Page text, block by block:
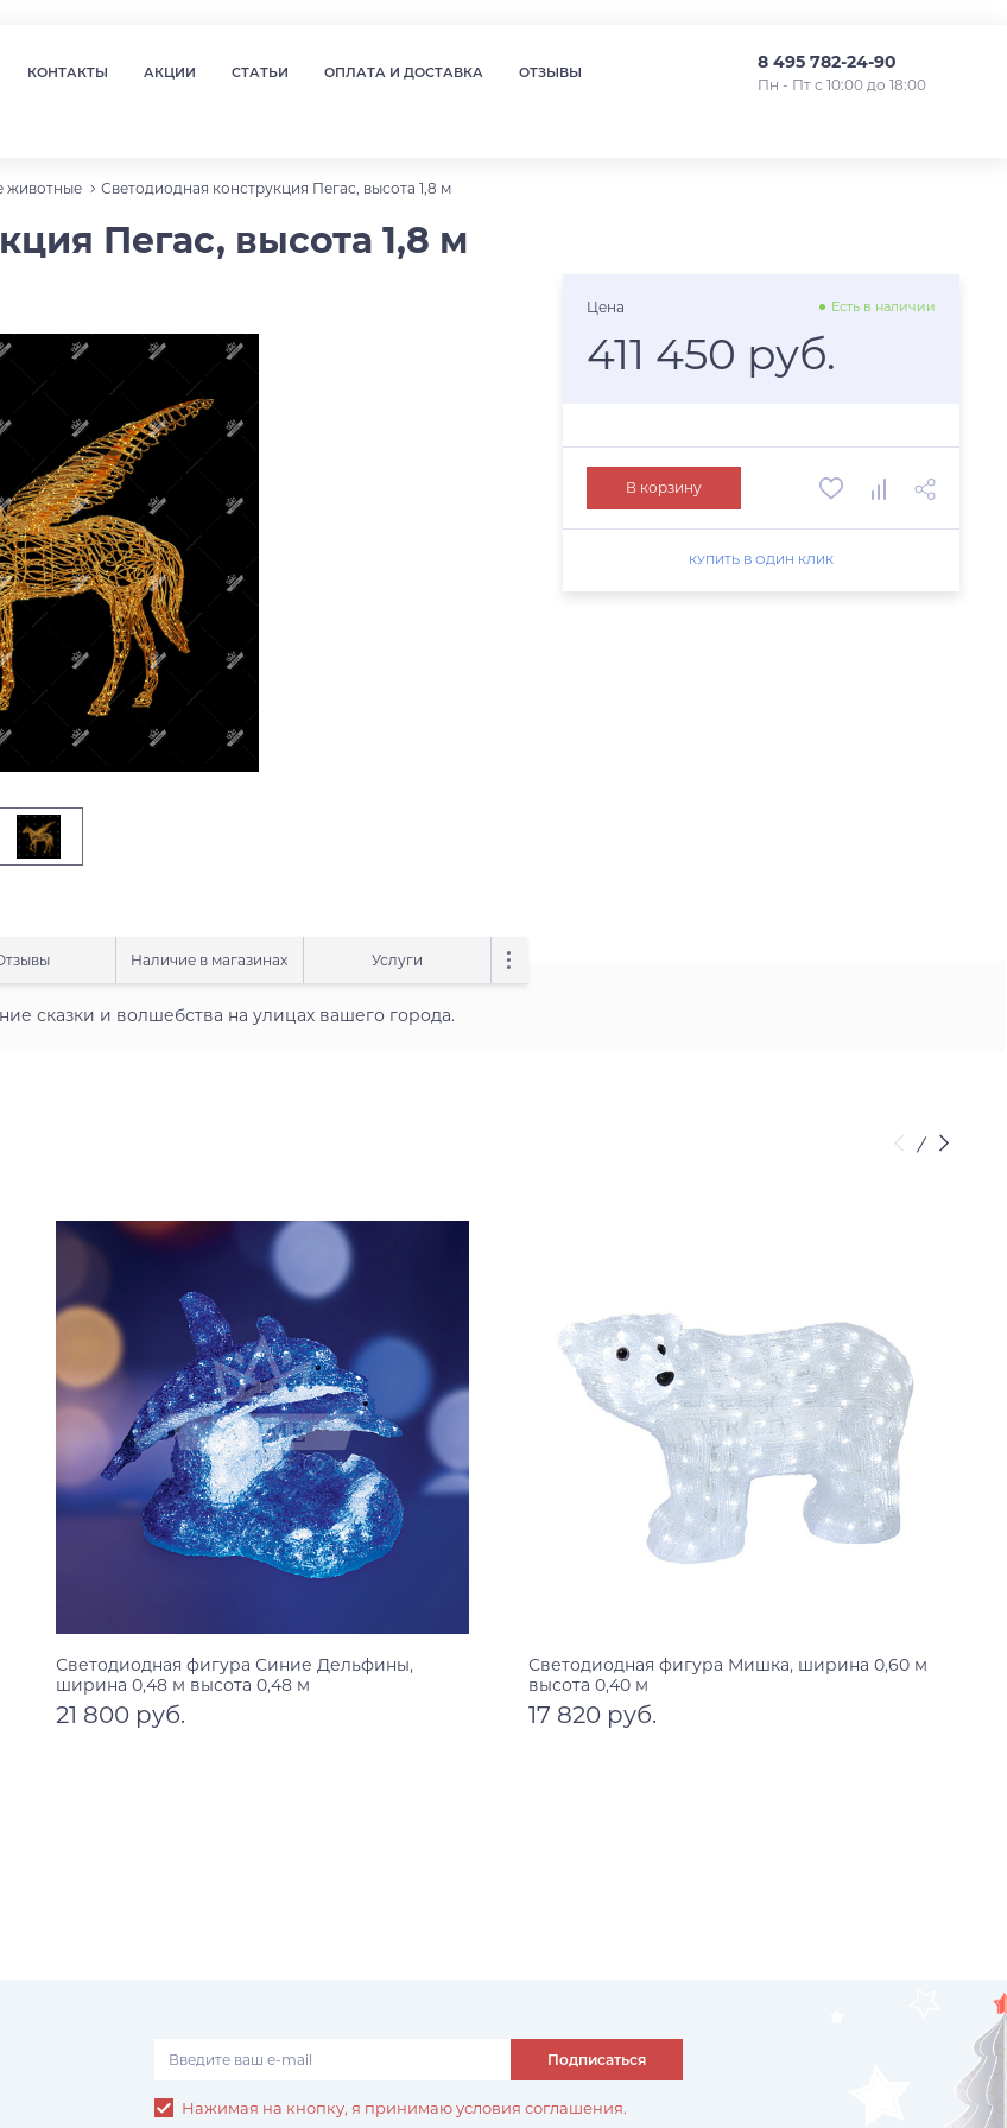
КОНТАКТЫ АКЦИИ СТАТЬИ ОПЛАТА И ДОСТАВКА ОТЗЫВЫ 8 495 782-24-90
Пн - Пт с 10:00 до 18:00
животные Светодиодная конструкция Пегас, высота 1,8 м
Пегас, высота 1,8 м
Наличие в магазинах Услуги
сказки и волшебства на улицах вашего города.
Цена Есть в наличии
411 450 руб.
В корзину
КУПИТЬ В ОДИН КЛИК
Светодиодная фигура Синие Дельфины,
ширина 0,48 м высота 0,48 м
21 800 руб.
Светодиодная фигура Мишка, ширина 0,60 м
высота 0,40 м
17 820 руб.
Подписаться
Нажимая на кнопку, я принимаю условия соглашения.